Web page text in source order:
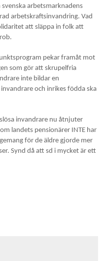
arbetsmarknadens
arbetskraftsinvandring. Vad
att släppa in folk att
pekar framåt mot
som gör att skrupelfria
inte bildar en
och inrikes födda ska
invandrare nu åtnjuter
landets pensionärer INTE har
för de äldre gjorde mer
Synd då att sd i mycket är ett